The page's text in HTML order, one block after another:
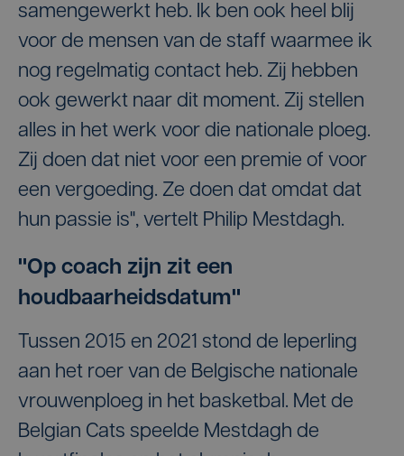
samengewerkt heb. Ik ben ook heel blij
voor de mensen van de staff waarmee ik
nog regelmatig contact heb. Zij hebben
ook gewerkt naar dit moment. Zij stellen
alles in het werk voor die nationale ploeg.
Zij doen dat niet voor een premie of voor
een vergoeding. Ze doen dat omdat dat
hun passie is", vertelt Philip Mestdagh.
"Op coach zijn zit een
houdbaarheidsdatum"
Tussen 2015 en 2021 stond de Ieperling
aan het roer van de Belgische nationale
vrouwenploeg in het basketbal. Met de
Belgian Cats speelde Mestdagh de